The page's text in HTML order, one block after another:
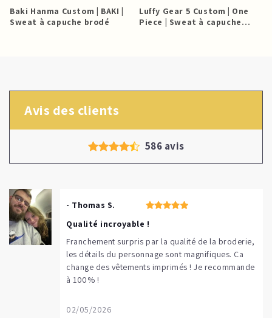
Baki Hanma Custom | BAKI |
Sweat à capuche brodé
Luffy Gear 5 Custom | One
Piece | Sweat à capuche
Avis des clients
586 avis
- Thomas S.
Qualité incroyable !
Franchement surpris par la qualité de la broderie,
les détails du personnage sont magnifiques. Ça
change des vêtements imprimés ! Je recommande
à 100% !
02/05/2026